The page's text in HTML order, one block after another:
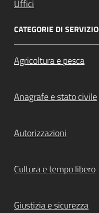
Uffici
CATEGORIE DI SERVIZIO
Agricoltura e pesca
Anagrafe e stato civile
Autorizzazioni
Cultura e tempo libero
Giustizia e sicurezza